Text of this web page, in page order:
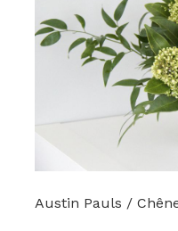
Austin Pauls /